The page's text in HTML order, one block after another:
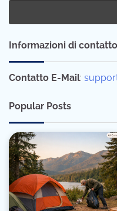
Informazioni di contatto
Contatto E-Mail:
Popular Posts